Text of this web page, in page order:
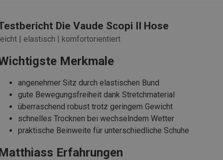
Die Vaude Scopi II Hose
| elastisch | komfortorientiert
Merkmale
angenehmer Sitz durch elastischen Bund
gute Bewegungsfreiheit dank Stretchmaterial
überraschend robust trotz geringem Gewicht
schnelles Trocknen bei wechselndem Wetter
praktische Beinweite für unterschiedliche Schuhe
Erfahrungen